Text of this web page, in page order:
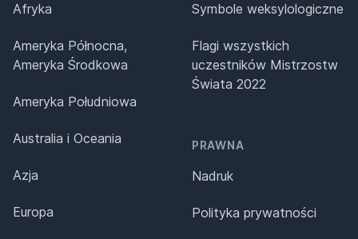
Afryka
Ameryka Północna,
Ameryka Środkowa
Ameryka Południowa
Australia i Oceania
Azja
Europa
Symbole weksylologiczne
Flagi wszystkich
uczestników Mistrzostw
Świata 2022
PRAWNA
Nadruk
Polityka prywatności